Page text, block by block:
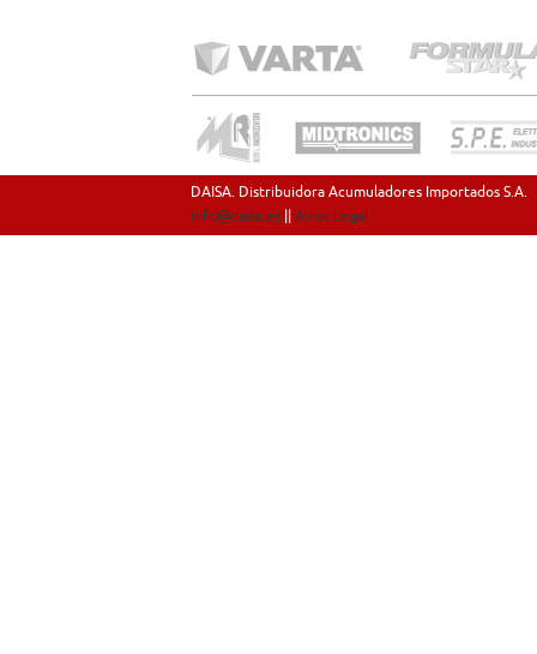
DAISA. Distribuidora Acumuladores Importados S.A.
info@daisa.es|| Aviso Legal